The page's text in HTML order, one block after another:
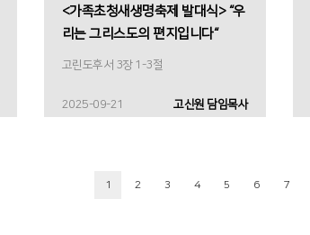
<가족초청새생명축제 발대식> “우
리는 그리스도의 편지입니다“
고린도후서 3장 1-3절
2025-09-21 고신원 담임목사
1 2 3 4 5 6 7